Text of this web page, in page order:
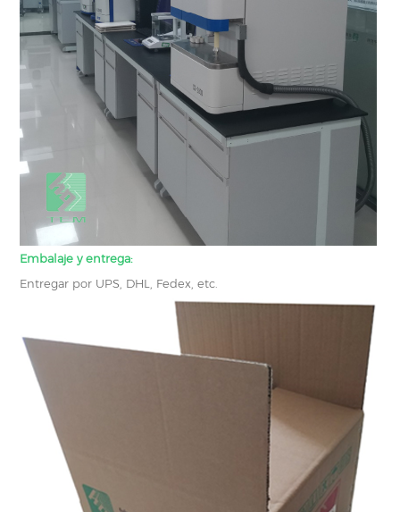
Embalaje y entrega:
Entregar por UPS, DHL, Fedex, etc.